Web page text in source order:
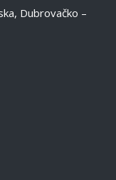
Dubrovačko –